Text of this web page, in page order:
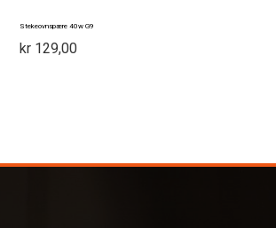
Stekeovnspære 40w G9
kr 129,00